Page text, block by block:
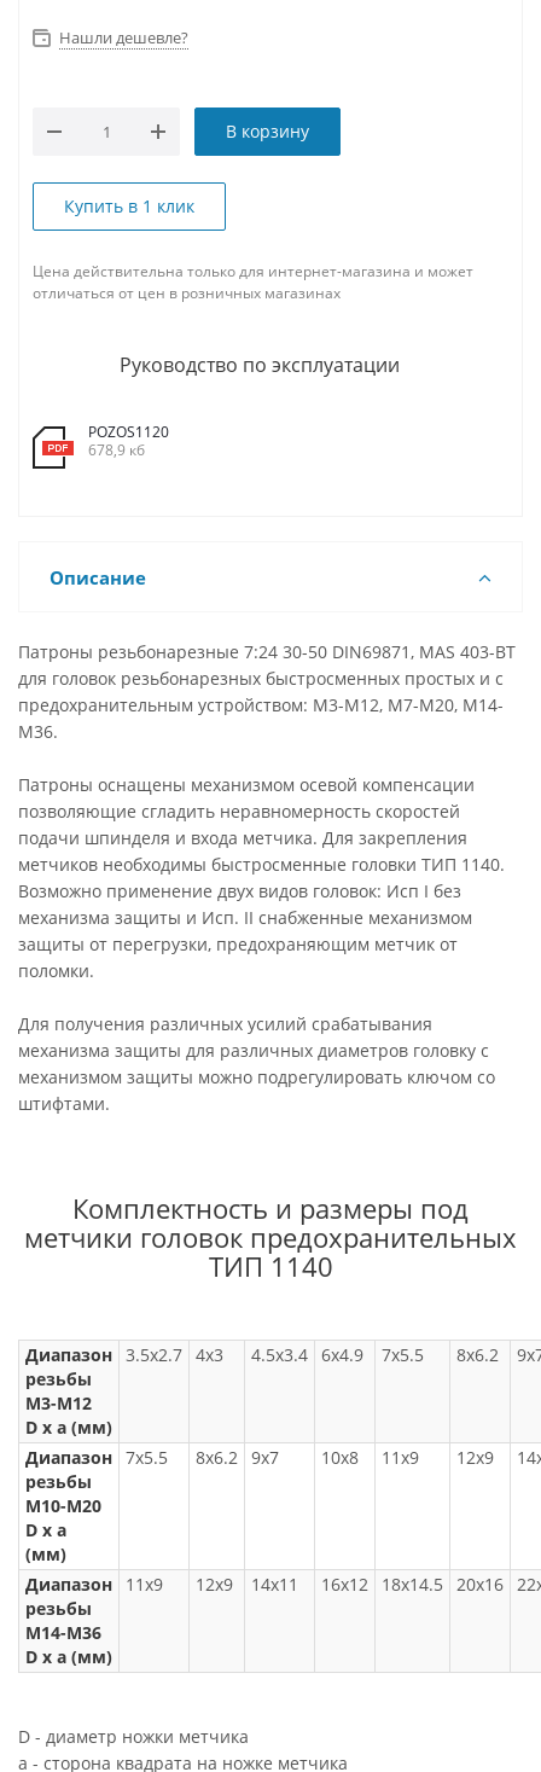
Нашли дешевле?
В корзину
Купить в 1 клик
Цена действительна только для интернет-магазина и может
отличаться от цен в розничных магазинах
Руководство по эксплуатации
POZOS1120
678,9 кб
Описание
Патроны резьбонарезные 7:24 30-50 DIN69871, MAS 403-BT
для головок резьбонарезных быстросменных простых и с
предохранительным устройством: M3-M12, M7-M20, M14-
M36.
Патроны оснащены механизмом осевой компенсации
позволяющие сгладить неравномерность скоростей
подачи шпинделя и входа метчика. Для закрепления
метчиков необходимы быстросменные головки ТИП 1140.
Возможно применение двух видов головок: Исп I без
механизма защиты и Исп. II снабженные механизмом
защиты от перегрузки, предохраняющим метчик от
поломки.
Для получения различных усилий срабатывания
механизма защиты для различных диаметров головку с
механизмом защиты можно подрегулировать ключом со
штифтами.
Комплектность и размеры под
метчики головок предохранительных
ТИП 1140
Диапазон
резьбы
M3-M12
D x a (мм)
3.5x2.7 4x3 4.5x3.4 6x4.9 7x5.5 8x6.2
Диапазон
резьбы
M10-M20
D x a
(мм)
7x5.5 8x6.2 9x7 10x8 11x9 12x9
Диапазон
резьбы
M14-M36
D x a (мм)
11x9 12x9 14x11 16x12 18x14.5 20x16
D - диаметр ножки метчика
a - сторона квадрата на ножке метчика